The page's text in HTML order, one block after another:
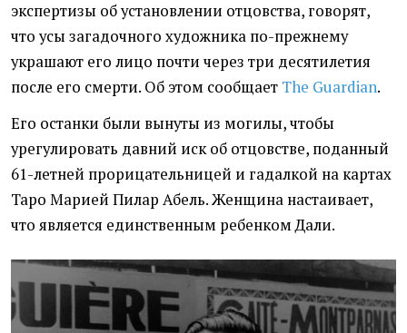
экспертизы об установлении отцовства, говорят,
что усы загадочного художника по-прежнему
украшают его лицо почти через три десятилетия
после его смерти. Об этом сообщает The Guardian.
Его останки были вынуты из могилы, чтобы
урегулировать давний иск об отцовстве, поданный
61-летней прорицательницей и гадалкой на картах
Таро Марией Пилар Абель. Женщина настаивает,
что является единственным ребенком Дали.